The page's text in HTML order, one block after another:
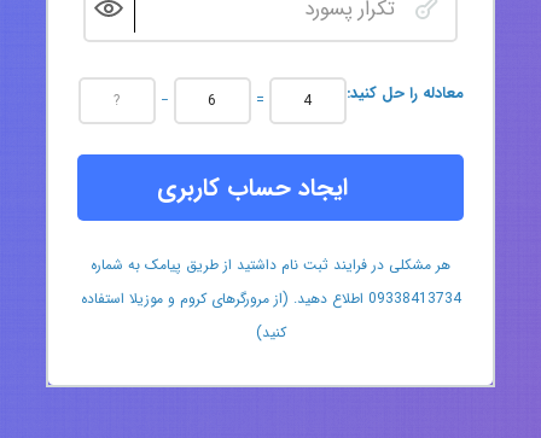
:معادله را حل کنید − =
ایجاد حساب کاربری
هر مشکلی در فرایند ثبت نام داشتید از طریق پیامک به شماره
09338413734 اطلاع دهید. (از مرورگرهای کروم و موزیلا استفاده
کنید)